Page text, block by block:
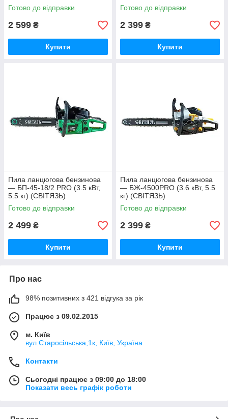
Готово до відправки
2 599 ₴
Купити
Готово до відправки
2 399 ₴
Купити
Пила ланцюгова бензинова
— БП-45-18/2 PRO (3.5 кВт,
5.5 кг) (СВІТЯЗЬ)
Готово до відправки
2 499 ₴
Купити
Пила ланцюгова бензинова
— БЖ-4500PRO (3.6 кВт, 5.5
кг) (СВІТЯЗЬ)
Готово до відправки
2 399 ₴
Купити
Про нас
98% позитивних з 421 відгука за рік
Працює з 09.02.2015
м. Київ
вул.Старосільська,1к, Київ, Україна
Контакти
Сьогодні працює з 09:00 до 18:00
Показати весь графік роботи